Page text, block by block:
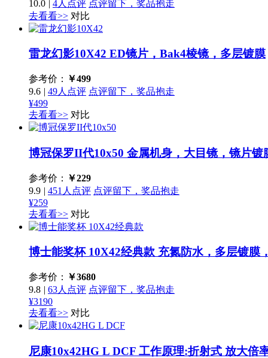
10.0 | 4人点评 点评留下，奖品抱走
去看看>> 对比
雷龙幻影10X42 ED镜片，Bak4棱镜，多层镀膜
参考价： ￥499
9.6 | 49人点评 点评留下，奖品抱走
¥499
去看看>> 对比
博冠保罗II代10x50 金属机身，大目镜，镜片镀
参考价： ￥229
9.9 | 451人点评 点评留下，奖品抱走
¥259
去看看>> 对比
博士能奖杯 10X42经典款 充氮防水，多层镀膜
参考价： ￥3680
9.8 | 63人点评 点评留下，奖品抱走
¥3190
去看看>> 对比
尼康10x42HG L DCF 工作原理:折射式 放大倍